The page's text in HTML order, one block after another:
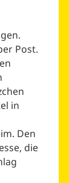
Post.
in
Den
die